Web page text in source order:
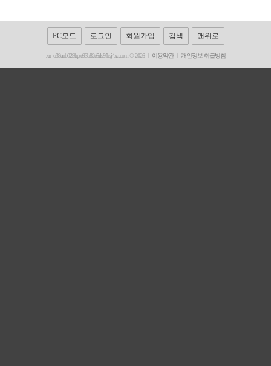
PC모드 로그인 회원가입 검색 맨위로
xn--o39aob029hpre93b82e5rls9fbsj4xa.com © 2026 이용약관 개인정보 취급방침